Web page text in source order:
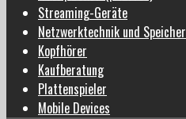
Streaming-Geräte
Netzwerktechnik und Speicher
Kopfhörer
Kaufberatung
Plattenspieler
Mobile Devices